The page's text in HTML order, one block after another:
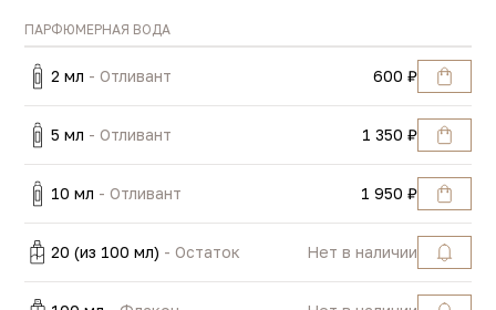
ПАРФЮМЕРНАЯ ВОДА
2 мл - Отливант 600 ₽
5 мл - Отливант 1 350 ₽
10 мл - Отливант 1 950 ₽
20 (из 100 мл) - Остаток Нет в наличии